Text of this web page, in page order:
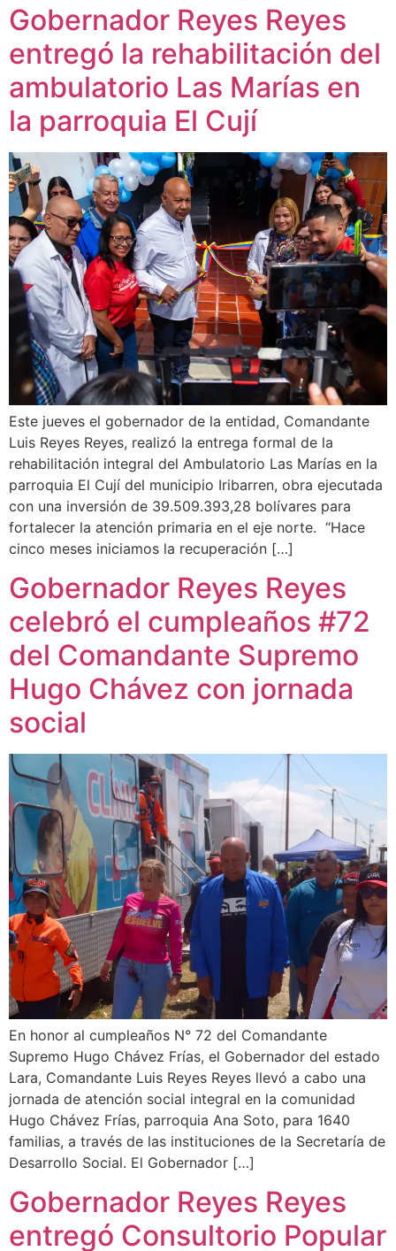
Gobernador Reyes Reyes
entregó la rehabilitación del
ambulatorio Las Marías en
la parroquia El Cují
‎Este jueves el gobernador de la entidad, Comandante
Luis Reyes Reyes, realizó la entrega formal de la
rehabilitación integral del Ambulatorio Las Marías en la
parroquia El Cují del municipio Iribarren, obra ejecutada
con una inversión de 39.509.393,28 bolívares para
fortalecer la atención primaria en el eje norte. ‎ “Hace
cinco meses iniciamos la recuperación […]
Gobernador Reyes Reyes
celebró el cumpleaños #72
del Comandante Supremo
Hugo Chávez con jornada
social
En honor al cumpleaños N° 72 del Comandante
Supremo Hugo Chávez Frías, el Gobernador del estado
Lara, Comandante Luis Reyes Reyes llevó a cabo una
jornada de atención social integral en la comunidad
Hugo Chávez Frías, parroquia Ana Soto, para 1640
familias, a través de las instituciones de la Secretaría de
Desarrollo Social. El Gobernador […]
Gobernador Reyes Reyes
entregó Consultorio Popular